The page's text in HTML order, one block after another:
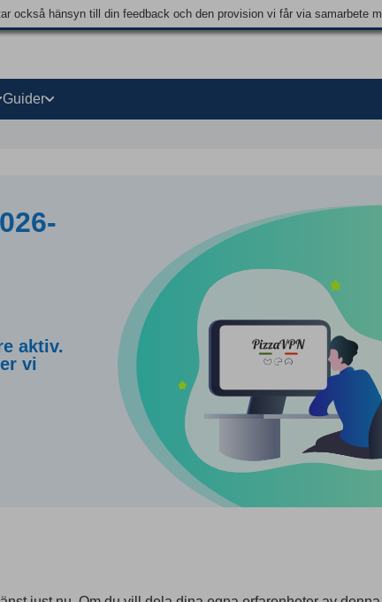
också hänsyn till din feedback och den provision vi får via samarbete
Guider
aktiv.
vi